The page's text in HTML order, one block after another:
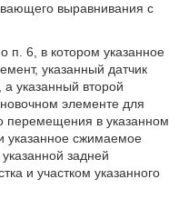
выравнивания с
п. 6, в котором указанное
указанный датчик
указанный второй
элементе для
перемещения в указанном
указанное сжимаемое
задней
и участком указанного